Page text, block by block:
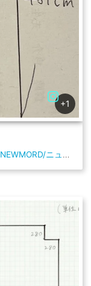
+1
NEWMORD/ニューモー